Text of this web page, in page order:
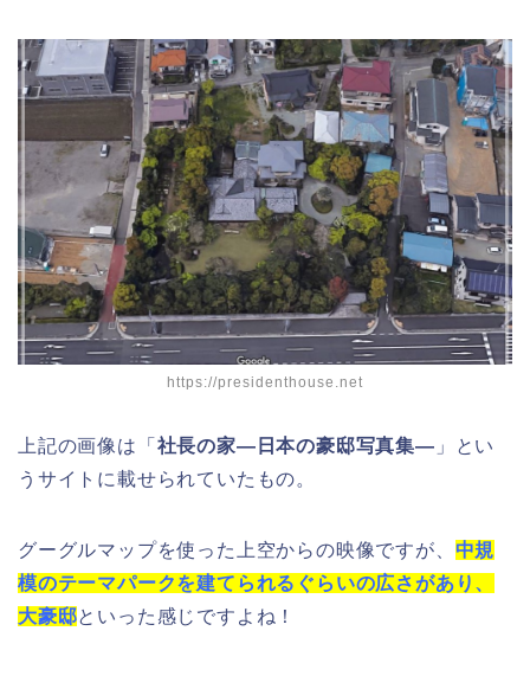
https://presidenthouse.net
上記の画像は「 社長の家―日本の豪邸写真集― 」とい
うサイトに載せられていたもの。
グーグルマップを使った上空からの映像ですが、 中規
模のテーマパークを建てられるぐらいの広さがあり、
大豪邸といった感じですよね！